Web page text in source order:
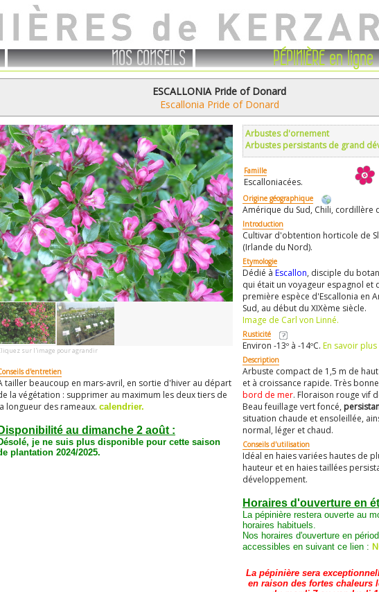
NOS CONSEILS PÉPINIÈRE en ligne
ESCALLONIA Pride of Donard
Escallonia Pride of Donard
sur l'image pour agrandir
d'entretien
tailler beaucoup en mars-avril, en sortie d'hiver au départ
la végétation : supprimer au maximum les deux tiers de
longueur des rameaux. calendrier.
Disponibilité au dimanche 2 août :
je ne suis plus disponible pour cette saison
plantation 2024/2025.
Arbustes d'ornement
Arbustes persistants de grand
Famille
Escalloniacées.
Origine géographique
Amérique du Sud, Chili, cordillère
Introduction
Cultivar d'obtention horticole de
(Irlande du Nord).
Etymologie
Dédié à Escallon, disciple du
qui était un voyageur espagnol et
première espèce d'Escallonia en
Sud, au début du XIXème siècle.
Image de Carl von Linné.
Rusticité
Environ -13º à -14ºC. En savoir
Description
Arbuste compact de 1,5 m de
et à croissance rapide. Très
bord de mer. Floraison rouge vif
Beau feuillage vert foncé,
situation chaude et ensoleillée,
normal, léger et chaud.
Conseils d'utilisation
Idéal en haies variées hautes de
hauteur et en haies taillées
développement.
Horaires d'ouverture en
La pépinière restera ouverte au
horaires habituels.
Nos horaires d'ouverture en
accessibles en suivant ce lien :
La pépinière sera
en raison des fortes chaleurs